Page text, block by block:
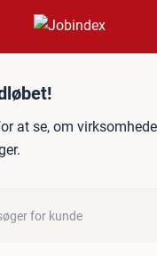
at se, om
for kunde